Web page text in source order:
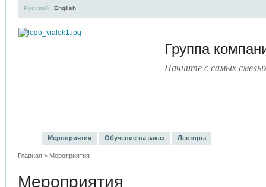
Группа
Начните с самых
Русский English
Мероприятия Обучение на заказ Лекторы
Главная > Мероприятия
Мероприятия